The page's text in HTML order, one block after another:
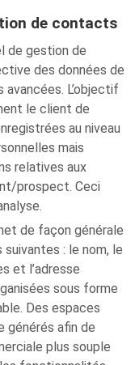
de contacts
de gestion de
des données de
L’objectif
le client de
au niveau
mais
relatives aux
prospect. Ceci
de façon générale
: le nom, le
et l’adresse
sous forme
Des espaces
générés afin de
plus souple